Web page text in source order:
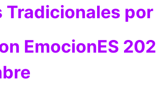
por
EmocionES